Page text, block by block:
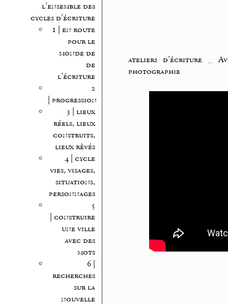
l’ensemble des
cycles d’écriture
1 | en route
pour le
monde de
de
l’écriture
2
| progression
3 | lieux
réels, lieux
construits,
lieux rêvés
4 | cycle
vies, visages,
situations,
personnages
5
| construire
une ville
avec des
mots
6 |
recherches
sur la
nouvelle
ateliers d’écriture _
photographie